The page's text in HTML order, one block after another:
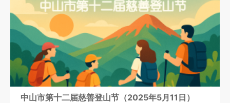
中山市第十二届慈善登山节（2025年5月11日）